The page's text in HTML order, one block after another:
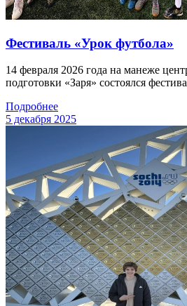
Фестиваль «Урок футбола»
14 февраля 2026 года на манеже
подготовки «Заря» состоялся
Подробнее
5 декабря 2025